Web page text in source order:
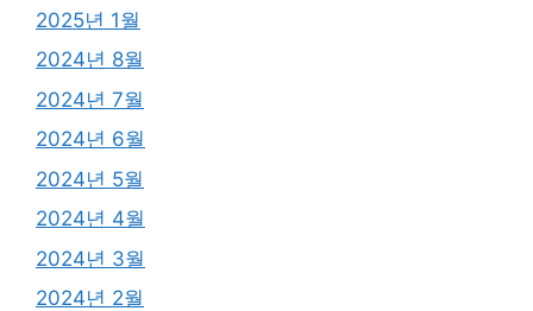
2025년 1월
2024년 8월
2024년 7월
2024년 6월
2024년 5월
2024년 4월
2024년 3월
2024년 2월